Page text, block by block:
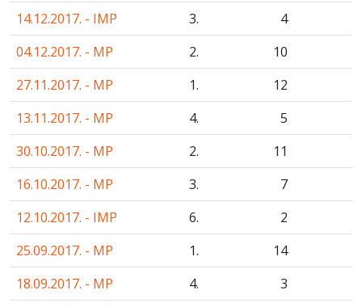
14.12.2017. - IMP
3.
4
04.12.2017. - MP
2.
10
27.11.2017. - MP
1.
12
13.11.2017. - MP
4.
5
30.10.2017. - MP
2.
11
16.10.2017. - MP
3.
7
12.10.2017. - IMP
6.
2
25.09.2017. - MP
1.
14
18.09.2017. - MP
4.
3